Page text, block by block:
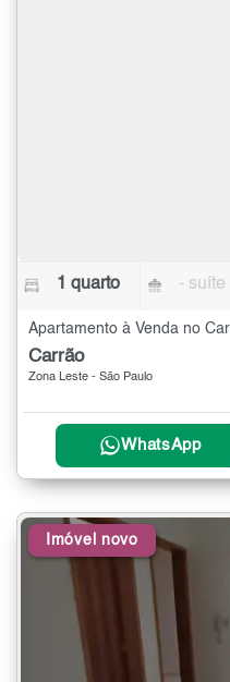
1 quarto - suíte
Apartamento à Venda no
Carrão
Zona Leste - São Paulo
WhatsApp
Imóvel novo